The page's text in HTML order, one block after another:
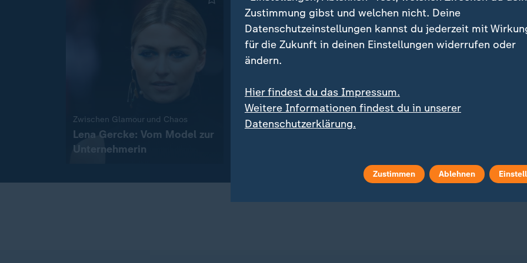
Zwischen Glamour und Chaos
Lena Gercke: Vom Model zur
Unternehmerin
Overtourism in Italien
Wie Airbnb & Co in Florenz
begrenzt werden
Liveblog
Zustimmung gibst und welchen nicht. Deine
Datenschutzeinstellungen kannst du jederzeit mit
für die Zukunft in deinen Einstellungen widerrufen oder
ändern.
Hier findest du das Impressum.
Weitere Informationen findest du in unserer
Datenschutzerklärung.
Zustimmen Ablehnen